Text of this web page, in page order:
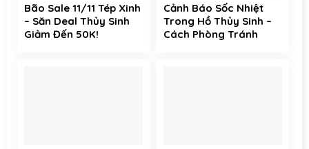
Bão Sale 11/11 Tép Xinh
– Săn Deal Thủy Sinh
Giảm Đến 50K!
Cảnh Báo Sốc Nhiệt
Trong Hồ Thủy Sinh –
Cách Phòng Tránh